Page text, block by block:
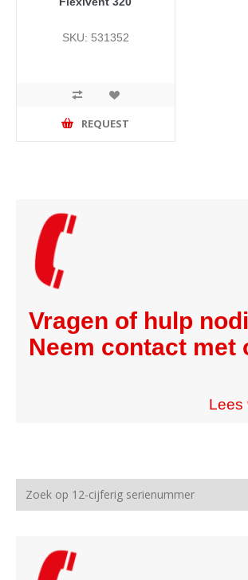
SKU: 531352
REQUEST
Vragen of hulp
Neem contact met
Lees